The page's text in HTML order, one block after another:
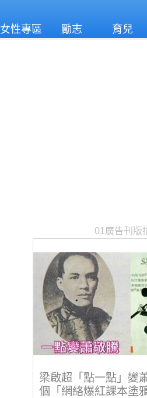
女性專區 勵志 育兒
01廣告刊版
梁啟超「點一點」變
個「網絡爆紅課本塗鴉